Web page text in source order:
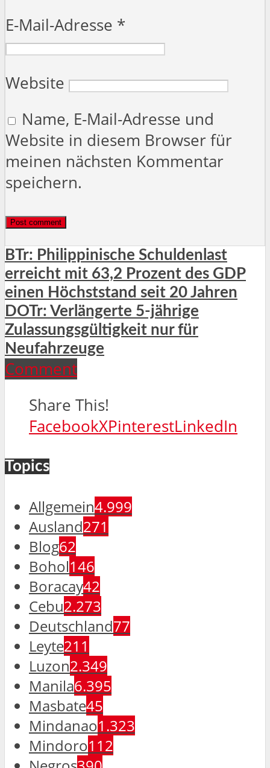
E-Mail-Adresse *
Website
Name, E-Mail-Adresse und
Website in diesem Browser für
meinen nächsten Kommentar
speichern.
BTr: Philippinische Schuldenlast
erreicht mit 63,2 Prozent des GDP
einen Höchststand seit 20 Jahren
DOTr: Verlängerte 5-jährige
Zulassungsgültigkeit nur für
Neufahrzeuge
Comment
Share This!
FacebookXPinterestLinkedIn
Topics
Allgemein4.999
Ausland271
Blog62
Bohol146
Boracay42
Cebu2.273
Deutschland77
Leyte211
Luzon2.349
Manila6.395
Masbate45
Mindanao1.323
Mindoro112